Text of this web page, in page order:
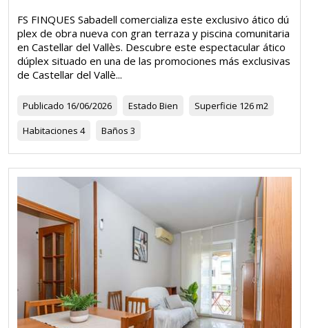
FS FINQUES Sabadell comercializa este exclusivo ático dú
plex de obra nueva con gran terraza y piscina comunitaria
en Castellar del Vallès. Descubre este espectacular ático
dúplex situado en una de las promociones más exclusivas
de Castellar del Vallè...
Publicado 16/06/2026 Estado Bien Superficie 126 m2
Habitaciones 4 Baños 3